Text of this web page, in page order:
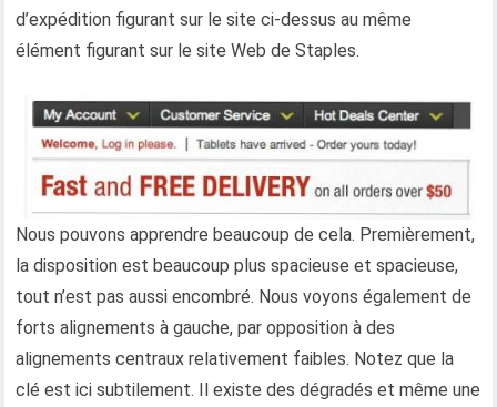
d’expédition figurant sur le site ci-dessus au même
élément figurant sur le site Web de Staples.
Nous pouvons apprendre beaucoup de cela. Premièrement,
la disposition est beaucoup plus spacieuse et spacieuse,
tout n’est pas aussi encombré. Nous voyons également de
forts alignements à gauche, par opposition à des
alignements centraux relativement faibles. Notez que la
clé est ici subtilement. Il existe des dégradés et même une